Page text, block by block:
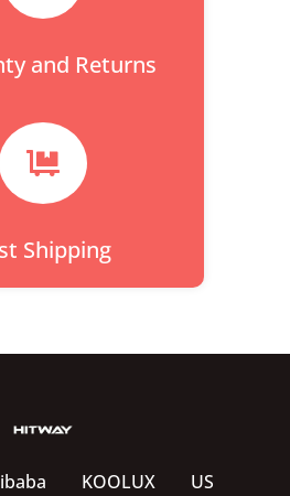
and Returns

Shipping
KOOLUX
US